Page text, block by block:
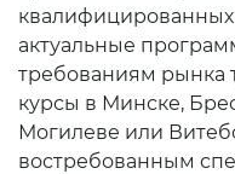
актуальные
требованиям рынка
курсы в Минске,
Могилеве или
востребованным